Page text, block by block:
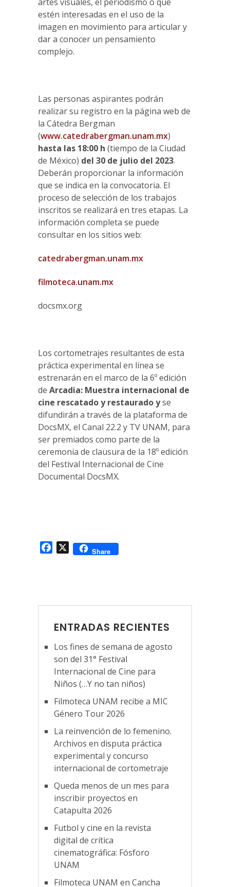
estén interesadas en el uso de la
imagen en movimiento para articular y
dar a conocer un pensamiento
complejo.
Las personas aspirantes podrán
realizar su registro en la página web de
la Cátedra Bergman
(www.catedrabergman.unam.mx)
hasta las 18:00 h (tiempo de la Ciudad
de México) del 30 de julio del 2023.
Deberán proporcionar la información
que se indica en la convocatoria. El
proceso de selección de los trabajos
inscritos se realizará en tres etapas. La
información completa se puede
consultar en los sitios web:
catedrabergman.unam.mx
filmoteca.unam.mx
docsmx.org
Los cortometrajes resultantes de esta
práctica experimental en línea se
estrenarán en el marco de la 6º edición
de Arcadia: Muestra internacional de
cine rescatado y restauradoyse
difundirán a través de la plataforma de
DocsMX, el Canal 22.2 y TV UNAM, para
ser premiados como parte de la
ceremonia de clausura de la 18º edición
del Festival Internacional de Cine
Documental DocsMX.
Facebook
X Share
ENTRADAS RECIENTES
Los fines de semana de agosto
son del 31° Festival
Internacional de Cine para
Niños (…Y no tan niños)
Filmoteca UNAM recibe a MIC
Género Tour 2026
La reinvención de lo femenino.
Archivos en disputa práctica
experimental y concurso
internacional de cortometraje
Queda menos de un mes para
inscribir proyectos en
Catapulta 2026
Futbol y cine en la revista
digital de crítica
cinematográfica: Fósforo
UNAM
Filmoteca UNAM en Cancha